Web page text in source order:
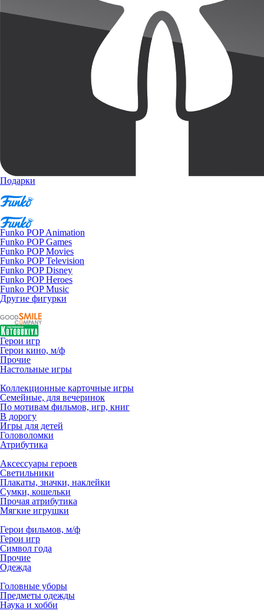
Подарки
Funko POP Animation
Funko POP Games
Funko POP Movies
Funko POP Television
Funko POP Disney
Funko POP Heroes
Funko POP Music
Другие фигурки
Герои игр
Герои кино, м/ф
Прочие
Настольные игры
Коллекционные карточные игры
Семейные, для вечеринок
По мотивам фильмов, игр, книг
В дорогу
Игры для детей
Головоломки
Атрибутика
Аксессуары героев
Светильники
Плакаты, значки, наклейки
Сумки, кошельки
Прочая атрибутика
Мягкие игрушки
Герои фильмов, м/ф
Герои игр
Символ года
Прочие
Одежда
Головные уборы
Предметы одежды
Наука и хобби